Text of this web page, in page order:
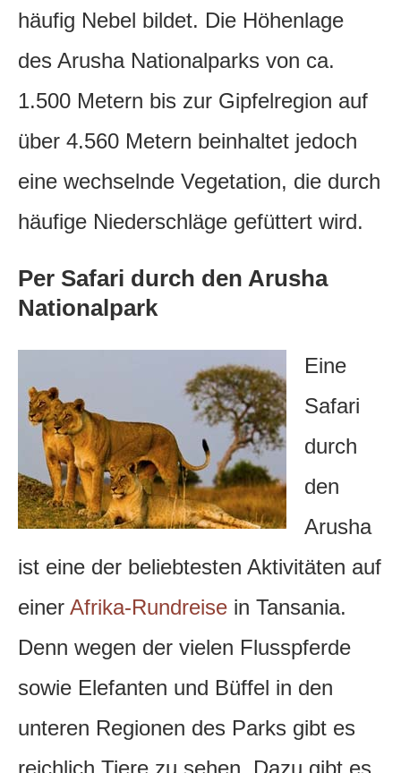
häufig Nebel bildet. Die Höhenlage
des Arusha Nationalparks von ca.
1.500 Metern bis zur Gipfelregion auf
über 4.560 Metern beinhaltet jedoch
eine wechselnde Vegetation, die durch
häufige Niederschläge gefüttert wird.
Per Safari durch den Arusha
Nationalpark
Eine
Safari
durch
den
Arusha
ist eine der beliebtesten Aktivitäten auf
einer Afrika-Rundreise in Tansania.
Denn wegen der vielen Flusspferde
sowie Elefanten und Büffel in den
unteren Regionen des Parks gibt es